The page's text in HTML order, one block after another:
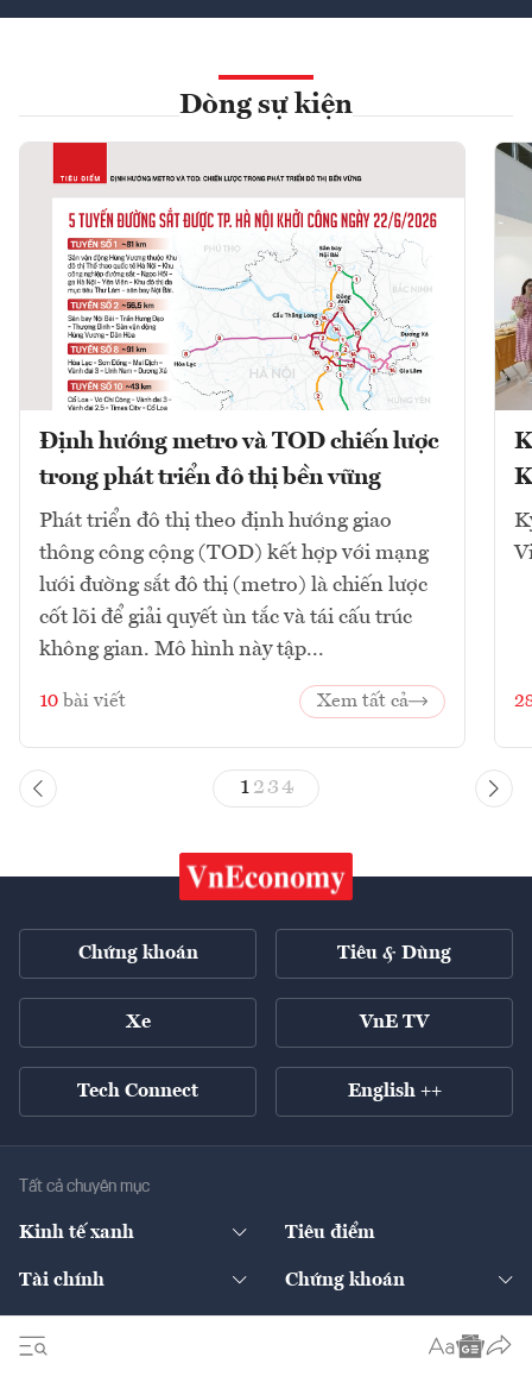
Dòng sự kiện
Định hướng metro và TOD chiến lược
trong phát triển đô thị bền vững
Phát triển đô thị theo định hướng giao
thông công cộng (TOD) kết hợp với mạng
lưới đường sắt đô thị (metro) là chiến lược
cốt lõi để giải quyết ùn tắc và tái cấu trúc
không gian. Mô hình này tập...
10 bài viết Xem tất cả
1 23 4
Chứng khoán Tiêu & Dùng
Xe VnE TV
Tech Connect English ++
Tất cả chuyên mục
Kinh tế xanh
Thương hiệu xanh
Tiêu điểm
Tài chính
Ngân hàng
Thị trường vốn
Chứng khoán
Doanh nghiệp niêm yết
Sản phẩm - Thị trường